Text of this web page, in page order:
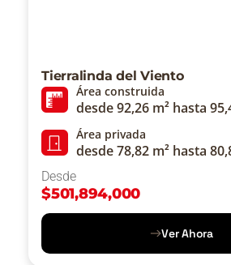
Tierralinda del Viento
Área construida
desde 92,26 m² hasta
Área privada
desde 78,82 m² hasta
Desde
$501,894,000
Ver Ahora